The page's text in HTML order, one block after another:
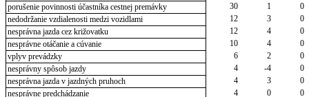
porušenie povinnosti účastníka cestnej premávky
30 1
0
nedodržanie vzdialenosti medzi vozidlami
12 3
0
nesprávna jazda cez križovatku
12 4
0
nesprávne otáčanie a cúvanie
10 4
0
vplyv prevádzky
6 2
0
nesprávny spôsob jazdy
4 -4
0
nesprávna jazda v jazdných pruhoch
4 3
0
nesprávne predchádzanie
4 0
0